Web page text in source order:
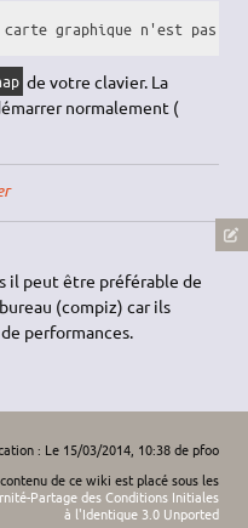
carte graphique n'est pas
de votre clavier. La
normalement (
il peut être préférable de
(compiz) car ils
performances.
: Le 15/03/2014, 10:38 de pfoo
de ce wiki est placé sous les
Partage des Conditions Initiales
à l'Identique 3.0 Unported